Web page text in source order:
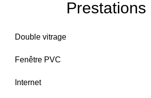
Prestations
Double vitrage
Fenêtre PVC
Internet